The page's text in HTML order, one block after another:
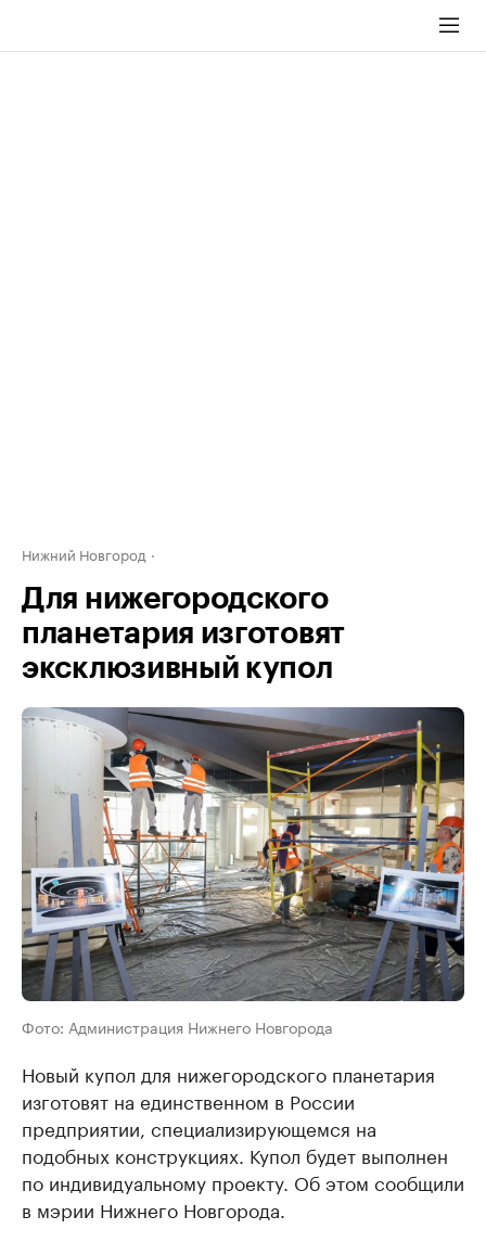
Нижний Новгород
Для нижегородского
планетария изготовят
эксклюзивный купол
Фото: Администрация Нижнего Новгорода
Новый купол для нижегородского планетария
изготовят на единственном в России
предприятии, специализирующемся на
подобных конструкциях. Купол будет выполнен
по индивидуальному проекту. Об этом сообщили
в мэрии Нижнего Новгорода.